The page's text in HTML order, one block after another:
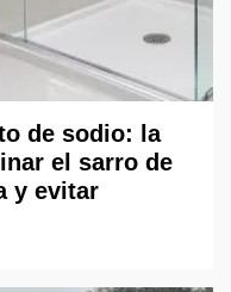
de sodio: la
el sarro de
y evitar